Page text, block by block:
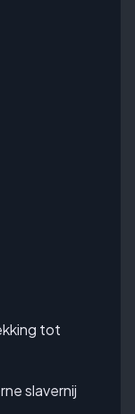
tot
slavernij